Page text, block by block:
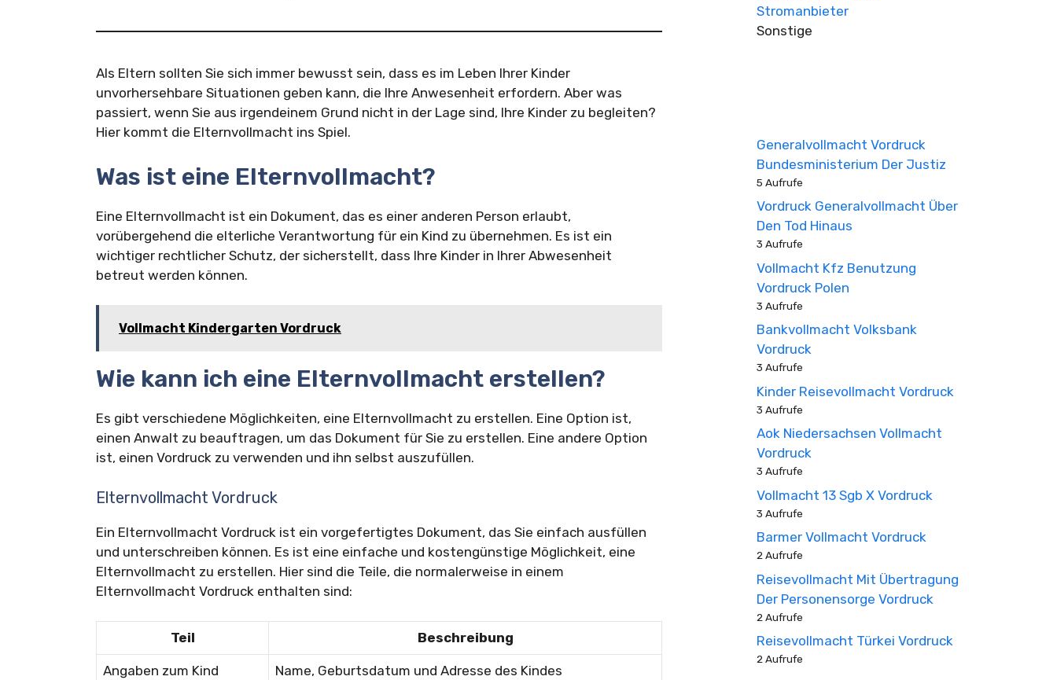
Als Eltern sollten Sie sich immer bewusst sein, dass es im Leben Ihrer Kinder
unvorhersehbare Situationen geben kann, die Ihre Anwesenheit erfordern. Aber was
passiert, wenn Sie aus irgendeinem Grund nicht in der Lage sind, Ihre Kinder zu begleiten?
Hier kommt die Elternvollmacht ins Spiel.
Was ist eine Elternvollmacht?
Eine Elternvollmacht ist ein Dokument, das es einer anderen Person erlaubt,
vorübergehend die elterliche Verantwortung für ein Kind zu übernehmen. Es ist ein
wichtiger rechtlicher Schutz, der sicherstellt, dass Ihre Kinder in Ihrer Abwesenheit
betreut werden können.
Vollmacht Kindergarten Vordruck
Wie kann ich eine Elternvollmacht erstellen?
Es gibt verschiedene Möglichkeiten, eine Elternvollmacht zu erstellen. Eine Option ist,
einen Anwalt zu beauftragen, um das Dokument für Sie zu erstellen. Eine andere Option
ist, einen Vordruck zu verwenden und ihn selbst auszufüllen.
Elternvollmacht Vordruck
Ein Elternvollmacht Vordruck ist ein vorgefertigtes Dokument, das Sie einfach ausfüllen
und unterschreiben können. Es ist eine einfache und kostengünstige Möglichkeit, eine
Elternvollmacht zu erstellen. Hier sind die Teile, die normalerweise in einem
Elternvollmacht Vordruck enthalten sind:
Teil Beschreibung
Angaben zum Kind Name, Geburtsdatum und Adresse des Kindes
Stromanbieter
Sonstige
Generalvollmacht Vordruck
Bundesministerium Der Justiz
5 Aufrufe
Vordruck Generalvollmacht Über
Den Tod Hinaus
3 Aufrufe
Vollmacht Kfz Benutzung
Vordruck Polen
3 Aufrufe
Bankvollmacht Volksbank
Vordruck
3 Aufrufe
Kinder Reisevollmacht Vordruck
3 Aufrufe
Aok Niedersachsen Vollmacht
Vordruck
3 Aufrufe
Vollmacht 13 Sgb X Vordruck
3 Aufrufe
Barmer Vollmacht Vordruck
2 Aufrufe
Reisevollmacht Mit Übertragung
Der Personensorge Vordruck
2 Aufrufe
Reisevollmacht Türkei Vordruck
2 Aufrufe